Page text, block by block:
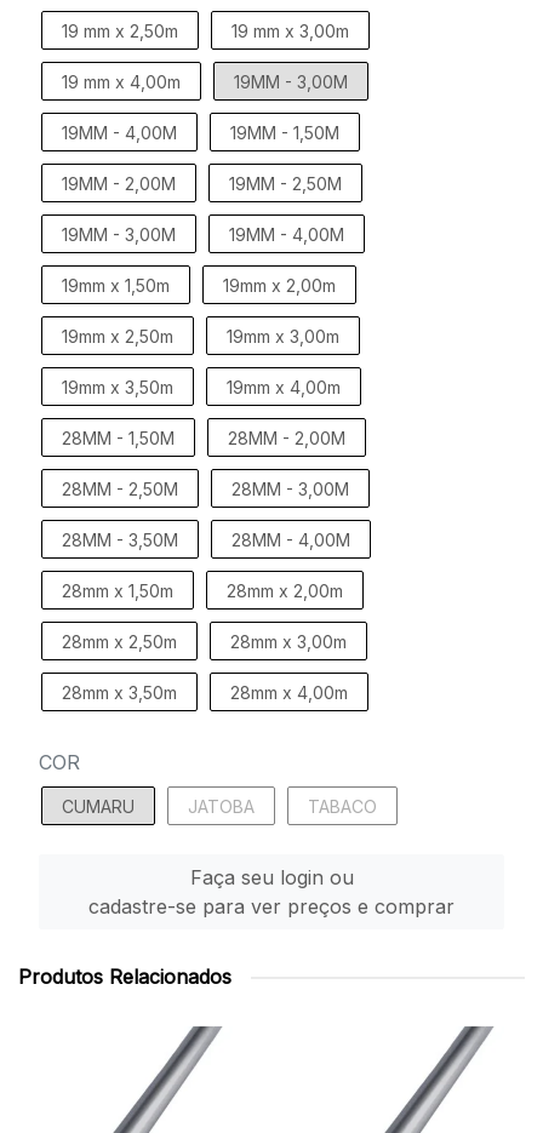
19 mm x 2,50m 19 mm x 3,00m
19 mm x 4,00m 19MM - 3,00M
19MM - 4,00M 19MM - 1,50M
19MM - 2,00M 19MM - 2,50M
19MM - 3,00M 19MM - 4,00M
19mm x 1,50m 19mm x 2,00m
19mm x 2,50m 19mm x 3,00m
19mm x 3,50m 19mm x 4,00m
28MM - 1,50M 28MM - 2,00M
28MM - 2,50M 28MM - 3,00M
28MM - 3,50M 28MM - 4,00M
28mm x 1,50m 28mm x 2,00m
28mm x 2,50m 28mm x 3,00m
28mm x 3,50m 28mm x 4,00m
COR
CUMARU JATOBA TABACO
Faça seu login ou
cadastre-se para ver preços e comprar
Produtos Relacionados